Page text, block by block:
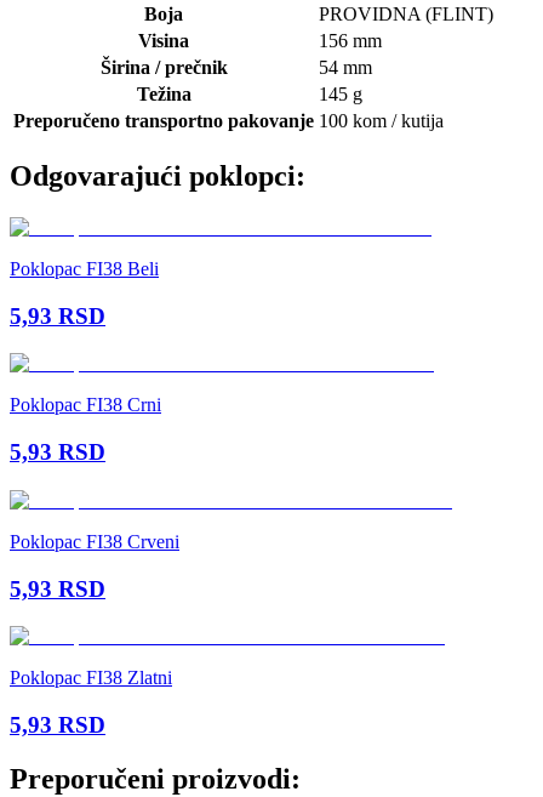
Boja
PROVIDNA (FLINT)
Visina
156 mm
Širina / prečnik
54 mm
Težina
145 g
Preporučeno transportno pakovanje 100 kom / kutija
Odgovarajući poklopci:
Poklopac FI38 Beli
5,93 RSD
Poklopac FI38 Crni
5,93 RSD
Poklopac FI38 Crveni
5,93 RSD
Poklopac FI38 Zlatni
5,93 RSD
Preporučeni proizvodi: